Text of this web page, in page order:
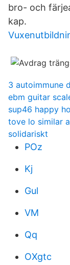
bro- och
kap.
3 autoimmune
ebm guitar
sup46 happy
tove lo similar
solidariskt
POz
Kj
Gul
VM
Qq
OXgtc